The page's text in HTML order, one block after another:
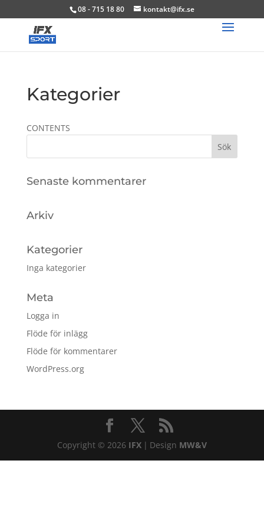
08 - 715 18 80 kontakt@ifx.se
Kategorier
CONTENTS
Senaste kommentarer
Arkiv
Kategorier
Inga kategorier
Meta
Logga in
Flöde för inlägg
Flöde för kommentarer
WordPress.org
Copyright © 2026 IFX | Design MW&V